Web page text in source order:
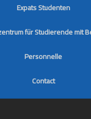
Expats Studenten
für Studierende mit
Personnelle
Contact